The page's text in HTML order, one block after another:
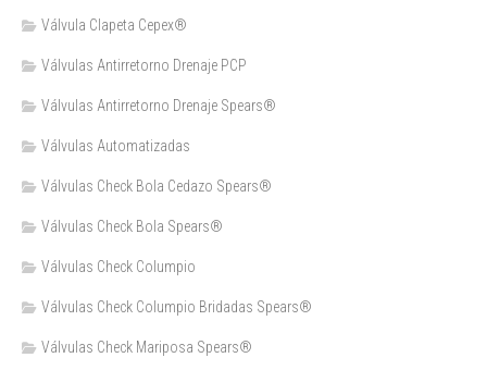
Válvula Clapeta Cepex®
Válvulas Antirretorno Drenaje PCP
Válvulas Antirretorno Drenaje Spears®
Válvulas Automatizadas
Válvulas Check Bola Cedazo Spears®
Válvulas Check Bola Spears®
Válvulas Check Columpio
Válvulas Check Columpio Bridadas Spears®
Válvulas Check Mariposa Spears®